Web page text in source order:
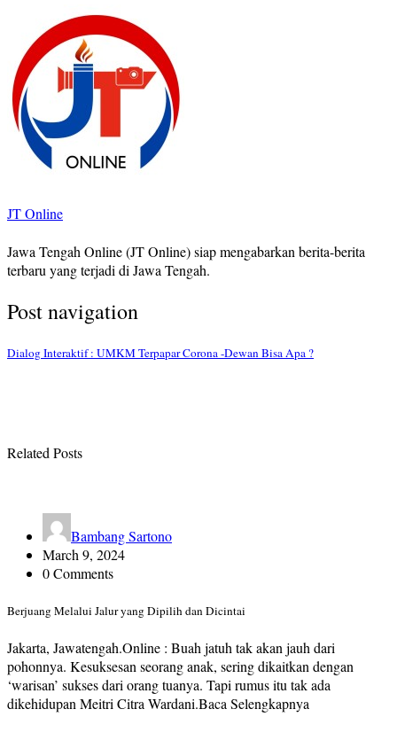
JT Online
Jawa Tengah Online (JT Online) siap mengabarkan berita-berita
terbaru yang terjadi di Jawa Tengah.
Post navigation
Dialog Interaktif : UMKM Terpapar Corona -Dewan Bisa Apa ?
Related Posts
Bambang Sartono
March 9, 2024
0 Comments
Berjuang Melalui Jalur yang Dipilih dan Dicintai
Jakarta, Jawatengah.Online : Buah jatuh tak akan jauh dari
pohonnya. Kesuksesan seorang anak, sering dikaitkan dengan
‘warisan’ sukses dari orang tuanya. Tapi rumus itu tak ada
dikehidupan Meitri Citra Wardani.Baca Selengkapnya